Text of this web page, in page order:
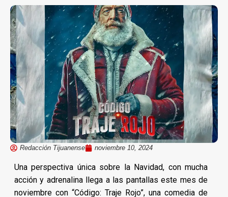
Redacción Tijuanense noviembre 10, 2024
Una perspectiva única sobre la Navidad, con mucha
acción y adrenalina llega a las pantallas este mes de
noviembre con “Código: Traje Rojo”, una comedia de